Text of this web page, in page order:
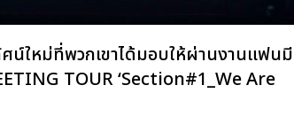
น์ใหม่ที่พวกเขาได้มอบให้ผ่านงานแฟนมี
TOUR ‘Section#1_We Are